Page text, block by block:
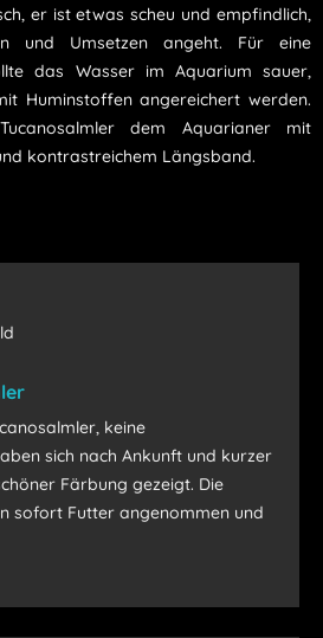
er ist etwas scheu und empfindlich,
und Umsetzen angeht. Für eine
das Wasser im Aquarium sauer,
Huminstoffen angereichert werden.
dem Aquarianer mit
kontrastreichem Längsband.
keine
sich nach Ankunft und kurzer
Färbung gezeigt. Die
sofort Futter angenommen und